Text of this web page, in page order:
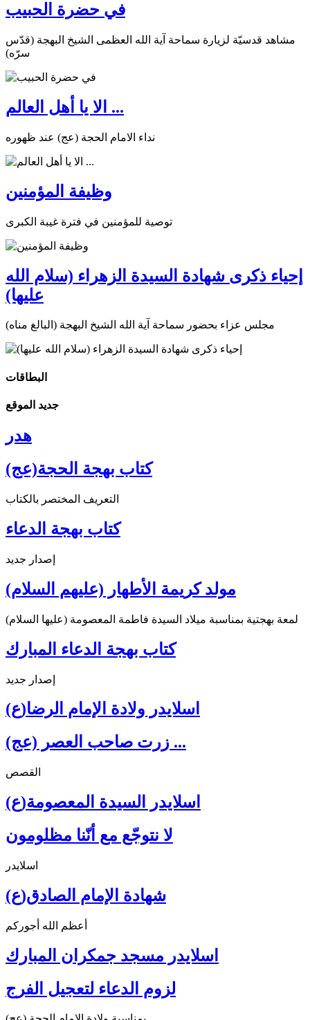
في حضرة الحبيب
مشاهد قدسيّة لزيارة سماحة آية الله العظمى الشيخ البهجة (قدّس
سرّه)
الا يا أهل العالم ...
نداء الامام الحجة (عج) عند ظهوره
وظيفة المؤمنين
توصية للمؤمنين في فترة غيبة الكبرى
إحياء ذكرى شهادة السيدة الزهراء (سلام الله
عليها)
مجلس عزاء بحضور سماحة آية الله الشيخ البهجة (البالغ مناه)
البطاقات
جديد الموقع
هدر
كتاب بهجة الحجة(عج)
التعريف المختصر بالكتاب
كتاب بهجة الدعاء
إصدار جديد
مولد كريمة الأطهار (عليهم السلام)
لمعة بهجتية بمناسبة ميلاد السيدة فاطمة المعصومة (عليها السلام)
كتاب بهجة الدعاء المبارك
إصدار جديد
اسلايدر ولادة الإمام الرضا(ع)
زرت صاحب العصر (عج) ...
القصص
اسلايدر السيدة المعصومة(ع)
لا نتوجّع مع أنّنا مظلومون
اسلايدر
شهادة الإمام الصادق(ع)
أعظم الله أجوركم
اسلايدر مسجد جمكران المبارك
لزوم الدعاء لتعجيل الفرج